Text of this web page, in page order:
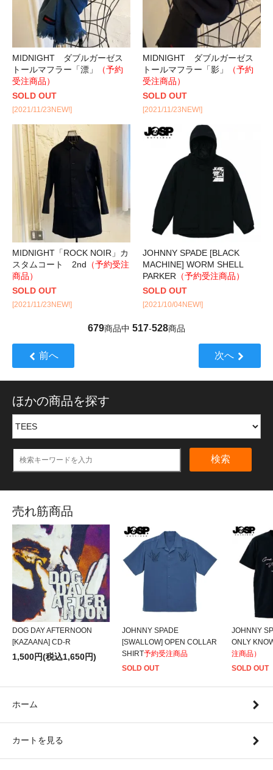
MIDNIGHT ダブルガーゼス
トールマフラー「漂」
（予約
受注商品）
SOLD OUT
[2021/11/23NEW!]
MIDNIGHT ダブルガーゼス
トールマフラー「影」
（予約
受注商品）
SOLD OUT
[2021/11/23NEW!]
MIDNIGHT「ROCK NOIR」カ
スタムコート 2nd （予約受注
商品）
SOLD OUT
[2021/11/23NEW!]
JOHNNY SPADE [BLACK
MACHINE] WORM SHELL
PARKER （予約受注商品）
SOLD OUT
[2021/10/04NEW!]
679商品中 517-528商品
前へ 次へ
ほかの商品を探す
検索
売れ筋商品
DOG DAY AFTERNOON
[KAZAANA] CD-R
1,500円(税込1,650円)
JOHNNY SPADE
[SWALLOW] OPEN COLLAR
SHIRT予約受注商品
SOLD OUT
JOHNNY
ONLY
注商品）
SOLD OUT
ホーム
カートを見る